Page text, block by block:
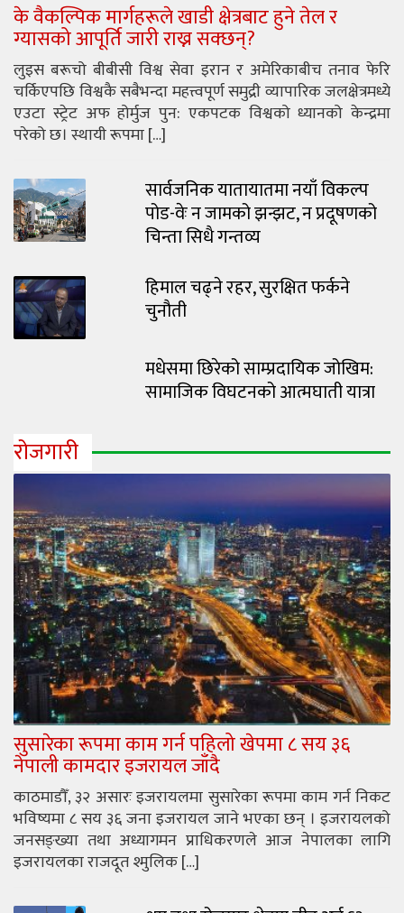
के वैकल्पिक मार्गहरूले खाडी क्षेत्रबाट हुने तेल र
ग्यासको आपूर्ति जारी राख्न सक्छन्?
लुइस बरूचो बीबीसी विश्व सेवा इरान र अमेरिकाबीच तनाव फेरि
चर्किएपछि विश्वकै सबैभन्दा महत्त्वपूर्ण समुद्री व्यापारिक जलक्षेत्रमध्ये
एउटा स्ट्रेट अफ होर्मुज पुन: एकपटक विश्वको ध्यानको केन्द्रमा
परेको छ। स्थायी रूपमा […]
सार्वजनिक यातायातमा नयाँ विकल्प
पोड-वेः न जामको झन्झट, न प्रदूषणको
चिन्ता सिधै गन्तव्य
हिमाल चढ्ने रहर, सुरक्षित फर्कने
चुनौती
मधेसमा छिरेको साम्प्रदायिक जोखिम:
सामाजिक विघटनको आत्मघाती यात्रा
रोजगारी
सुसारेका रूपमा काम गर्न पहिलो खेपमा ८ सय ३६
नेपाली कामदार इजरायल जाँदै
काठमाडौँ, ३२ असारः इजरायलमा सुसारेका रूपमा काम गर्न निकट
भविष्यमा ८ सय ३६ जना इजरायल जाने भएका छन् । इजरायलको
जनसङ्ख्या तथा अध्यागमन प्राधिकरणले आज नेपालका लागि
इजरायलका राजदूत श्मुलिक […]